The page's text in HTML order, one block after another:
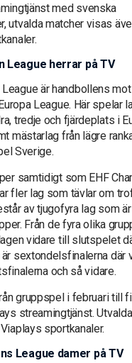
med svenska
utvalda matcher visas
League herrar på TV
League är handbollens
League. Här spelar
tredje och fjärdeplats i
mästarlag från lägre
Sverige.
samtidigt som EHF
fler lag som tävlar om
av tjugofyra lag som
Från de fyra olika
vidare till slutspelet
sextondelsfinalerna där
och så vidare.
gruppspel i februari till
streamingtjänst.
sportkanaler.
League damer på TV